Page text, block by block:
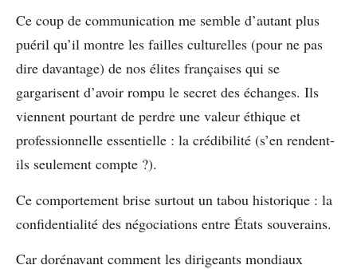
Ce coup de communication me semble d’autant plus
puéril qu’il montre les failles culturelles (pour ne pas
dire davantage) de nos élites françaises qui se
gargarisent d’avoir rompu le secret des échanges. Ils
viennent pourtant de perdre une valeur éthique et
professionnelle essentielle : la crédibilité (s’en rendent-
ils seulement compte ?).
Ce comportement brise surtout un tabou historique : la
confidentialité des négociations entre États souverains.
Car dorénavant comment les dirigeants mondiaux